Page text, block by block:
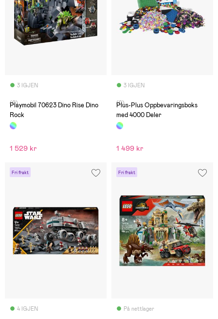
3 IGJEN
(0)
Playmobil 70623 Dino Rise Dino
Rock
1 529 kr
3 IGJEN
(0)
Plus-Plus Oppbevaringsboks
med 4000 Deler
1 499 kr
Fri frakt
4 IGJEN
Fri frakt
På nettlager